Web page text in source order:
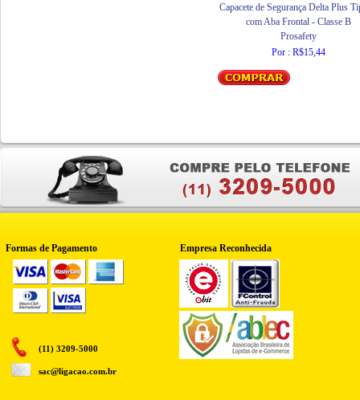
Capacete de Segurança Delta Plus
com Aba Frontal - Classe B
Prosafety
Por : R$15,44
Formas de Pagamento Empresa Reconhecida
(11) 3209-5000
sac@ligacao.com.br